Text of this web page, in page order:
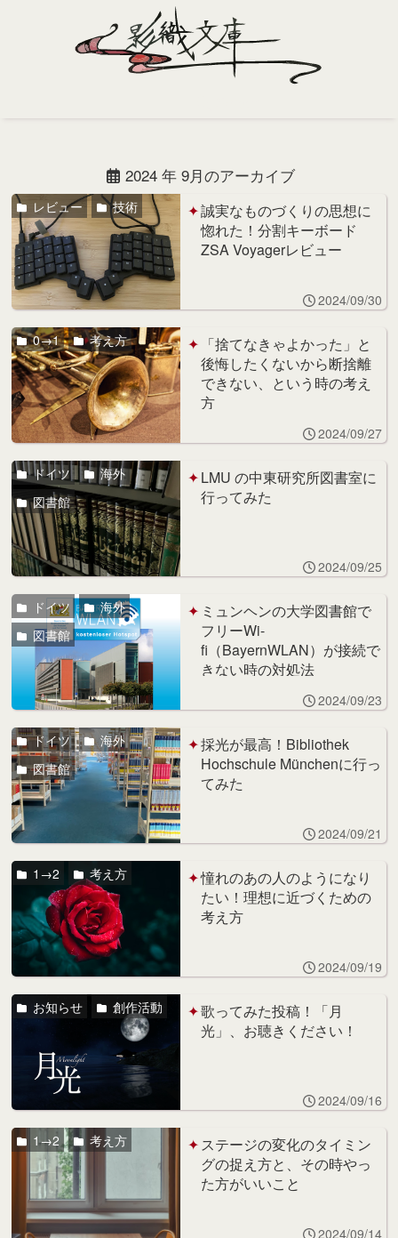
Profile
Portfolio
Support
Contact
2024 年 9月のアーカイブ
誠実なものづくりの思想に
惚れた！分割キーボード
ZSA Voyagerレビュー
レビュー 技術
2024/09/30
「捨てなきゃよかった」と
後悔したくないから断捨離
できない、という時の考え
方
0→1 考え方
2024/09/27
LMU の中東研究所図書室に
行ってみた
ドイツ
海外
図書館
2024/09/25
ミュンヘンの大学図書館で
フリーWi-
fi（BayernWLAN）が接続で
きない時の対処法
ドイツ
海外
図書館
2024/09/23
採光が最高！Bibliothek
Hochschule Münchenに行っ
てみた
ドイツ
海外
図書館
2024/09/21
憧れのあの人のようになり
たい！理想に近づくための
考え方
1→2 考え方
2024/09/19
歌ってみた投稿！「月
光」、お聴きください！
お知らせ 創作活動
2024/09/16
ステージの変化のタイミン
グの捉え方と、その時やっ
た方がいいこと
1→2 考え方
2024/09/14